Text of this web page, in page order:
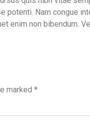
Nam congue
enim non bibendum.
marked *